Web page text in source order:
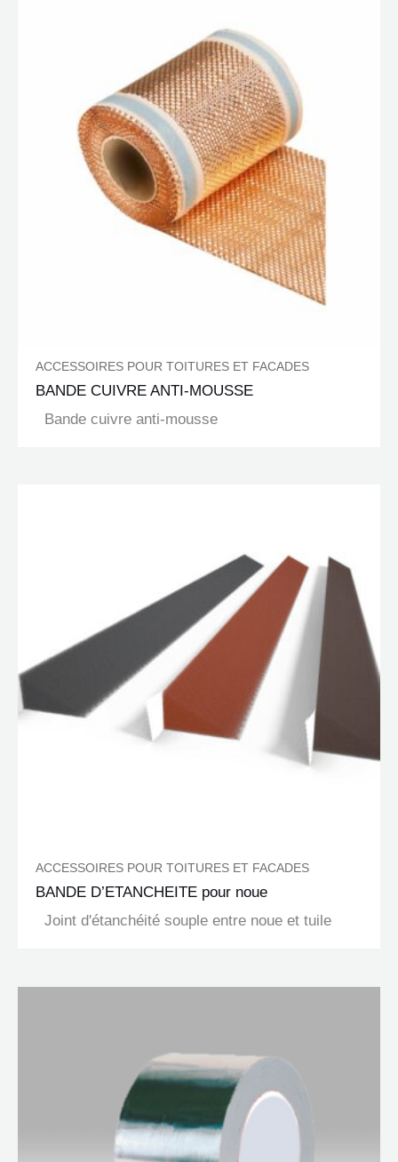
ACCESSOIRES POUR TOITURES ET FACADES
BANDE CUIVRE ANTI-MOUSSE
Bande cuivre anti-mousse
ACCESSOIRES POUR TOITURES ET FACADES
BANDE D’ETANCHEITE pour noue
Joint d'étanchéité souple entre noue et tuile